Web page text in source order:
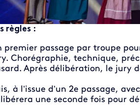
règles :
premier passage par troupe
Chorégraphie, technique,
Après délibération, le jury
à l’issue d’un 2e passage,
une seconde fois pour